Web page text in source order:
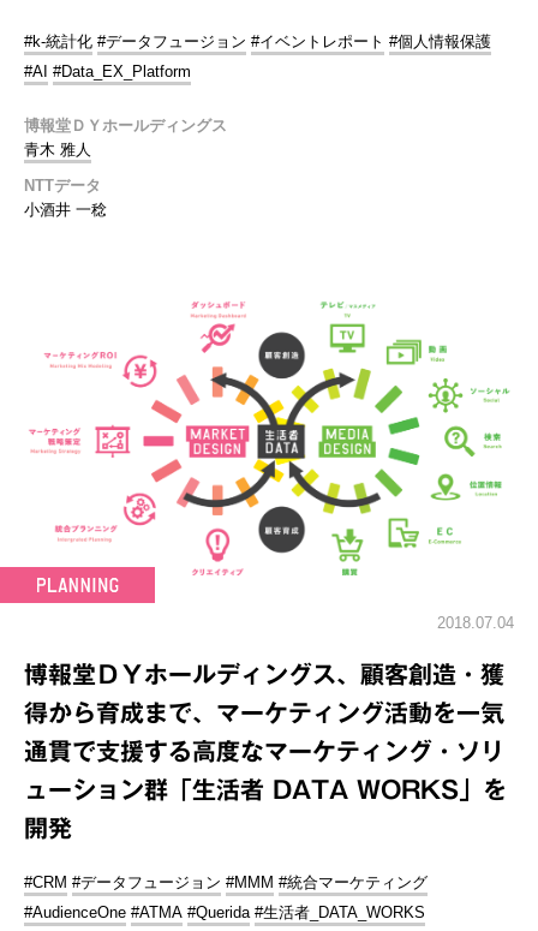
#k-統計化 #データフュージョン #イベントレポート #個人情報保護
#AI #Data_EX_Platform
博報堂ＤＹホールディングス
青木 雅人
NTTデータ
小酒井 一稔
2018.07.04
博報堂ＤＹホールディングス、顧客創造・獲
得から育成まで、マーケティング活動を一気
通貫で支援する高度なマーケティング・ソリ
ューション群「生活者 DATA WORKS」を
開発
#CRM #データフュージョン #MMM #統合マーケティング
#AudienceOne #ATMA #Querida #生活者_DATA_WORKS